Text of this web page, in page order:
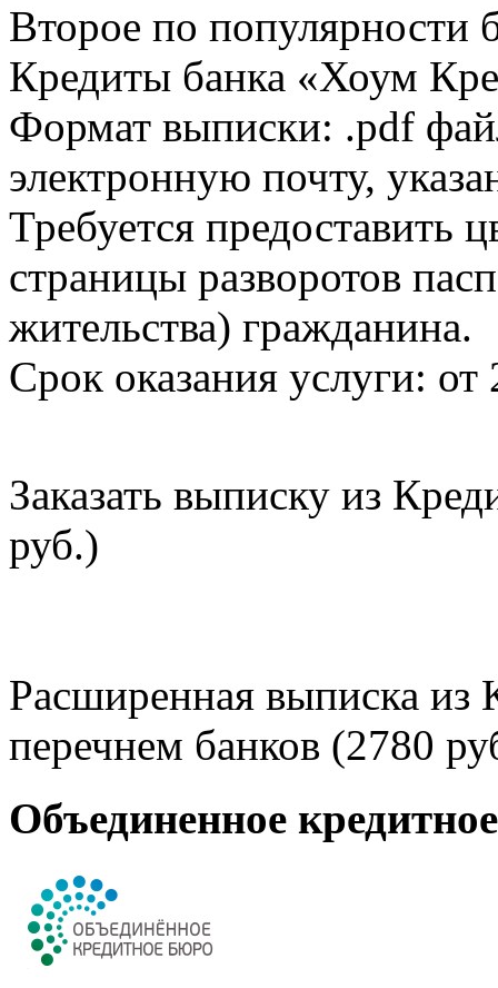
Второе по популярности
Кредиты банка «Хоум
Формат выписки: .pdf
электронную почту,
Требуется предоставить
страницы разворотов
жительства) гражданина.
Срок оказания услуги: от
Заказать выписку из
руб.)
Расширенная выписка из
перечнем банков (2780
Объединенное